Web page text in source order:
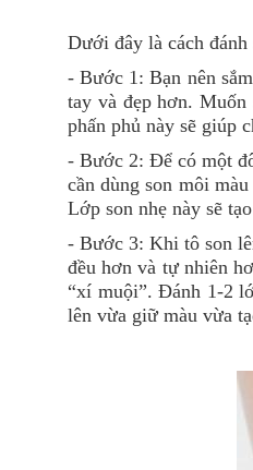
Dưới đây là cách đánh
- Bước 1: Bạn nên
tay và đẹp hơn.
phấn phủ này sẽ giúp
- Bước 2: Để có một
cần dùng son môi
Lớp son nhẹ này sẽ
- Bước 3: Khi tô son
đều hơn và tự nhiên
“xí muội”. Đánh 1-2
lên vừa giữ màu vừa